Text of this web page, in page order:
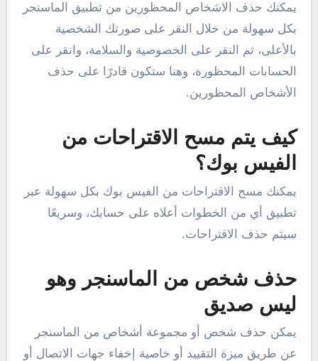
يمكنك حذف الاشخاص المحظورين من تطبيق الماسنجر
بكل سهولة من خلال النقر على صورتك الشخصية
بالأعلى، ثم النقر على الخصوصية والسلامة، وانقر على
الحسابات المحظورة، وهنا ستكون قادرًا على حذف
الأشخاص المحظورين.
كيف يتم مسح الاقتراحات من
الفيس بوك؟
يمكنك مسح الاقتراحات من الفيس بوك بكل سهولة عبر
تطبيق أي من الخطوات أعلاه على حسابك، وسريعًا
سيتم حذف الاقتراحات.
حذف شخص من الماسنجر وهو
ليس صديق
يمكن حذف شخص أو مجموعة أشخاص من الماسنجر
عن طريق ميزة التقييد أو خاصية إخفاء جهات الاتصال أو